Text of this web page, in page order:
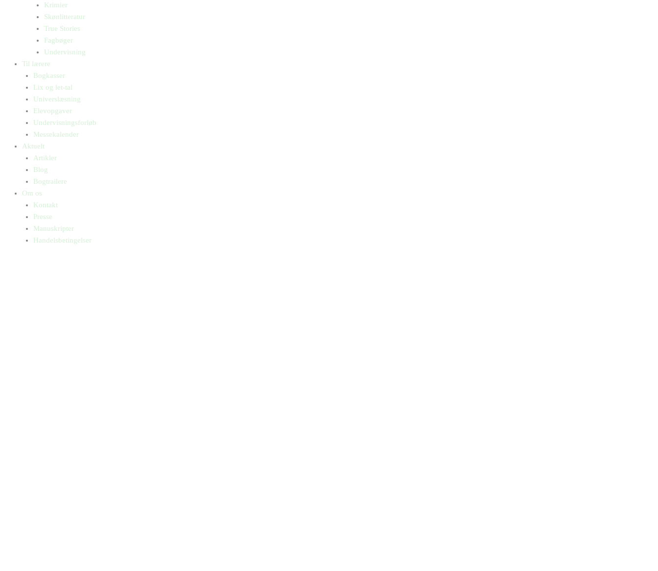
Krimier
Skønlitteratur
True Stories
Fagbøger
Undervisning
Til lærere
Bogkasser
Lix og let-tal
Universlæsning
Elevopgaver
Undervisningsforløb
Messekalender
Aktuelt
Artikler
Blog
Bogtrailere
Om os
Kontakt
Presse
Manuskripter
Handelsbetingelser